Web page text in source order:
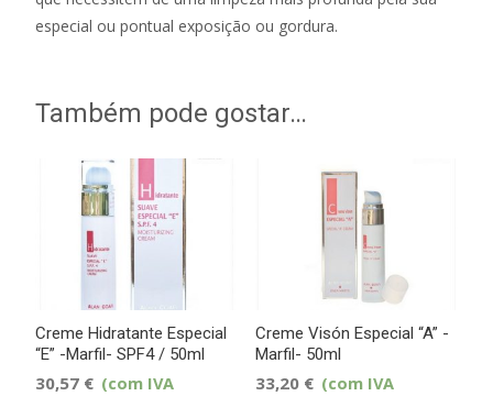
especial ou pontual exposição ou gordura.
Também pode gostar…
Creme Hidratante Especial
“E” -Marfil- SPF4 / 50ml
30,57 € (com IVA
Creme Visón Especial “A” -
Marfil- 50ml
33,20 € (com IVA